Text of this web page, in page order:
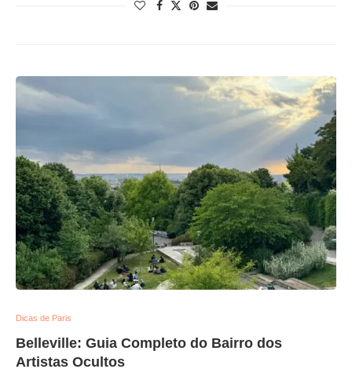
Dicas de Paris
Belleville: Guia Completo do Bairro dos
Artistas Ocultos